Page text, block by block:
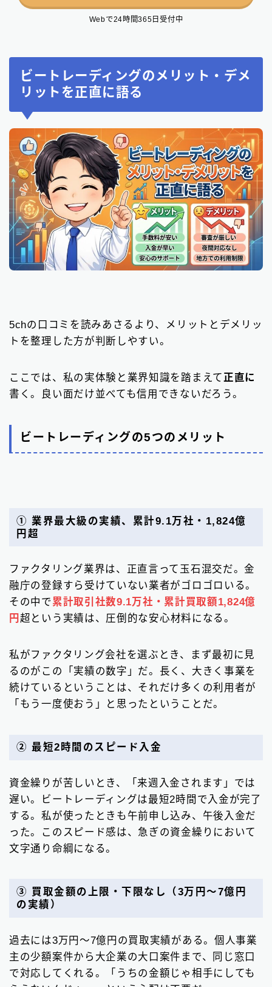
Follow Me
Webで24時間365日受付中
ビートレーディングのメリット・デメ
リットを正直に語る
5chの口コミを読みあさるより、メリットとデメリッ
トを整理した方が判断しやすい。
ここでは、私の実体験と業界知識を踏まえて 正直に
書く。良い面だけ並べても信用できないだろう。
ビートレーディングの5つのメリット
① 業界最大級の実績、累計9.1万社・1,824億
円超
ファクタリング業界は、正直言って玉石混交だ。金
融庁の登録すら受けていない業者がゴロゴロいる。
その中で累計取引社数9.1万社・累計買取額1,824億
円 超という実績は、圧倒的な安心材料になる。
私がファクタリング会社を選ぶとき、まず最初に見
るのがこの「実績の数字」だ。長く、大きく事業を
続けているということは、それだけ多くの利用者が
「もう一度使おう」と思ったということだ。
② 最短2時間のスピード入金
資金繰りが苦しいとき、「来週入金されます」では
遅い。ビートレーディングは最短2時間で入金が完了
する。私が使ったときも午前申し込み、午後入金だ
った。このスピード感は、急ぎの資金繰りにおいて
文字通り命綱になる。
③ 買取金額の上限・下限なし（3万円〜7億円
の実績）
過去には3万円〜7億円の買取実績がある。個人事業
主の少額案件から大企業の大口案件まで、同じ窓口
で対応してくれる。「うちの金額じゃ相手にしても